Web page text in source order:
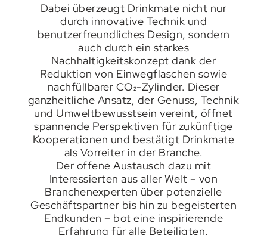
Dabei überzeugt Drinkmate nicht nur
durch innovative Technik und
benutzerfreundliches Design, sondern
auch durch ein starkes
Nachhaltigkeitskonzept dank der
Reduktion von Einwegflaschen sowie
nachfüllbarer CO₂-Zylinder. Dieser
ganzheitliche Ansatz, der Genuss, Technik
und Umweltbewusstsein vereint, öffnet
spannende Perspektiven für zukünftige
Kooperationen und bestätigt Drinkmate
als Vorreiter in der Branche.
Der offene Austausch dazu mit
Interessierten aus aller Welt – von
Branchenexperten über potenzielle
Geschäftspartner bis hin zu begeisterten
Endkunden – bot eine inspirierende
Erfahrung für alle Beteiligten.